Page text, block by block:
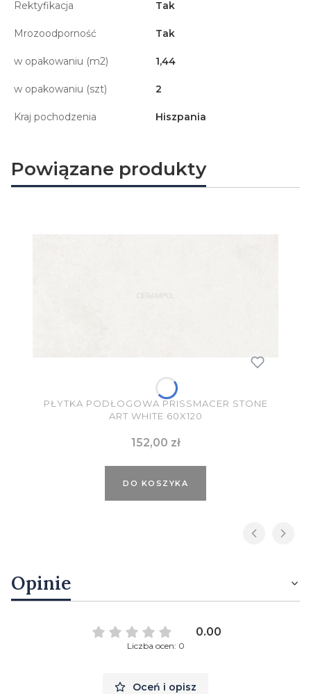
Rektyfikacja Tak
Mrozoodporność Tak
w opakowaniu (m2) 1,44
w opakowaniu (szt) 2
Kraj pochodzenia Hiszpania
Powiązane produkty
PŁYTKA PODŁOGOWA PRISSMACER STONE
ART WHITE 60X120
Cena
152,00 zł
DO KOSZYKA
Opinie
0.00
Liczba ocen: 0
Oceń i opisz